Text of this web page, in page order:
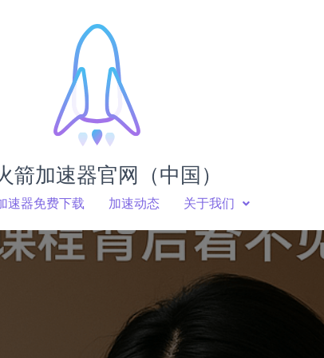
箭加速器官网（中国）
速器免费下载 加速动态 关于我们